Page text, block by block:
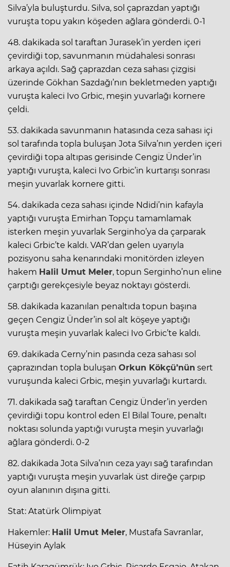
Silva’yla buluşturdu. Silva, sol çaprazdan yaptığı
vuruşta topu yakın köşeden ağlara gönderdi. 0-1
48. dakikada sol taraftan Jurasek’in yerden içeri
çevirdiği top, savunmanın müdahalesi sonrası
arkaya açıldı. Sağ çaprazdan ceza sahası çizgisi
üzerinde Gökhan Sazdağı’nın bekletmeden yaptığı
vuruşta kaleci Ivo Grbic, meşin yuvarlağı kornere
çeldi.
53. dakikada savunmanın hatasında ceza sahası içi
sol tarafında topla buluşan Jota Silva’nın yerden içeri
çevirdiği topa altıpas gerisinde Cengiz Ünder’in
yaptığı vuruşta, kaleci Ivo Grbic’in kurtarışı sonrası
meşin yuvarlak kornere gitti.
54. dakikada ceza sahası içinde Ndidi’nin kafayla
yaptığı vuruşta Emirhan Topçu tamamlamak
isterken meşin yuvarlak Serginho’ya da çarparak
kaleci Grbic’te kaldı. VAR’dan gelen uyarıyla
pozisyonu saha kenarındaki monitörden izleyen
hakem Halil Umut Meler, topun Serginho’nun eline
çarptığı gerekçesiyle beyaz noktayı gösterdi.
58. dakikada kazanılan penaltıda topun başına
geçen Cengiz Ünder’in sol alt köşeye yaptığı
vuruşta meşin yuvarlak kaleci Ivo Grbic’te kaldı.
69. dakikada Cerny’nin pasında ceza sahası sol
çaprazından topla buluşan Orkun Kökçü’nün sert
vuruşunda kaleci Grbic, meşin yuvarlağı kurtardı.
71. dakikada sağ taraftan Cengiz Ünder’in yerden
çevirdiği topu kontrol eden El Bilal Toure, penaltı
noktası solunda yaptığı vuruşta meşin yuvarlağı
ağlara gönderdi. 0-2
82. dakikada Jota Silva’nın ceza yayı sağ tarafından
yaptığı vuruşta meşin yuvarlak üst direğe çarpıp
oyun alanının dışına gitti.
Stat: Atatürk Olimpiyat
Hakemler: Halil Umut Meler, Mustafa Savranlar,
Hüseyin Aylak